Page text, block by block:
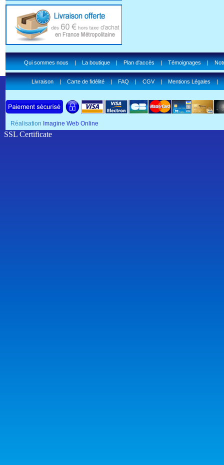
Qui sommes nous|La boutique|Plan d'accès|Témoignages|
Livraison|Carte de fidélité|FAQ|CGV|Mentions Légales|
Réalisation Imagine Web Online
SSL Certificate